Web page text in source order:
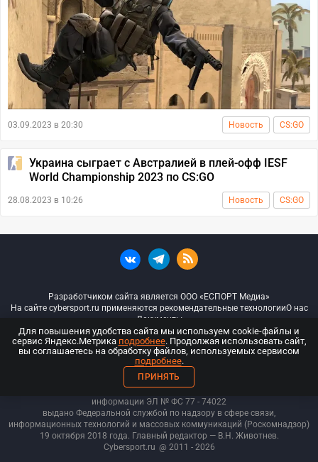
03.09.2023 в 20:30 Новость CS:GO
Украина сыграет с Австралией в плей-офф IESF
World Championship 2023 по CS:GO
28.08.2023 в 10:26 Новость CS:GO
Разработчиком сайта является ООО «ЕСПОРТ Медиа»
На сайте cybersport.ru применяются рекомендательные технологииО нас
Документы
© ООО «Киберспорт.ру» — Все права защищены
18+
ООО «Киберспорт.ру». Свидетельство о регистрации средств массовой
информации ЭЛ № ФС 77 - 74022
выдано Федеральной службой по надзору в сфере связи,
информационных технологий и массовых коммуникаций (Роскомнадзор)
19 октября 2018 года. Главный редактор — В.Н. Животнев.
Cybersport.ru @ 2011 - 2026
Для повышения удобства сайта мы используем cookie-файлы и
сервис Яндекс.Метрика подробнее. Продолжая использовать сайт,
вы соглашаетесь на обработку файлов, используемых сервисом
подробнее.
ПРИНЯТЬ